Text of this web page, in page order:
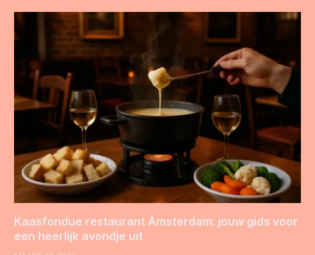
Kaasfondue restaurant Amsterdam: jouw gids voor
een heerlijk avondje uit